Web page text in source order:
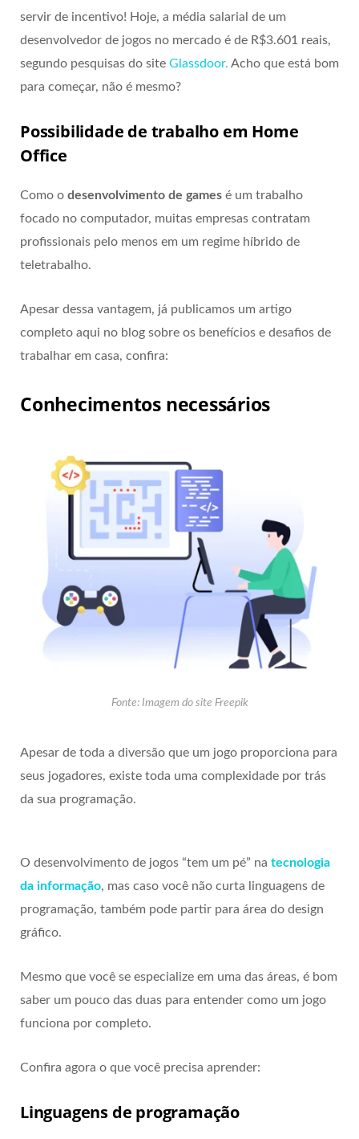
servir de incentivo! Hoje, a média salarial de um
desenvolvedor de jogos no mercado é de R$3.601 reais,
segundo pesquisas do site Glassdoor. Acho que está bom
para começar, não é mesmo?
Possibilidade de trabalho em Home
Office
Como o desenvolvimento de games é um trabalho
focado no computador, muitas empresas contratam
profissionais pelo menos em um regime híbrido de
teletrabalho.
Apesar dessa vantagem, já publicamos um artigo
completo aqui no blog sobre os benefícios e desafios de
trabalhar em casa, confira:
Conhecimentos necessários
Fonte: Imagem do site Freepik
Apesar de toda a diversão que um jogo proporciona para
seus jogadores, existe toda uma complexidade por trás
da sua programação.
O desenvolvimento de jogos “tem um pé” na tecnologia
da informação, mas caso você não curta linguagens de
programação, também pode partir para área do design
gráfico.
Mesmo que você se especialize em uma das áreas, é bom
saber um pouco das duas para entender como um jogo
funciona por completo.
Confira agora o que você precisa aprender:
Linguagens de programação